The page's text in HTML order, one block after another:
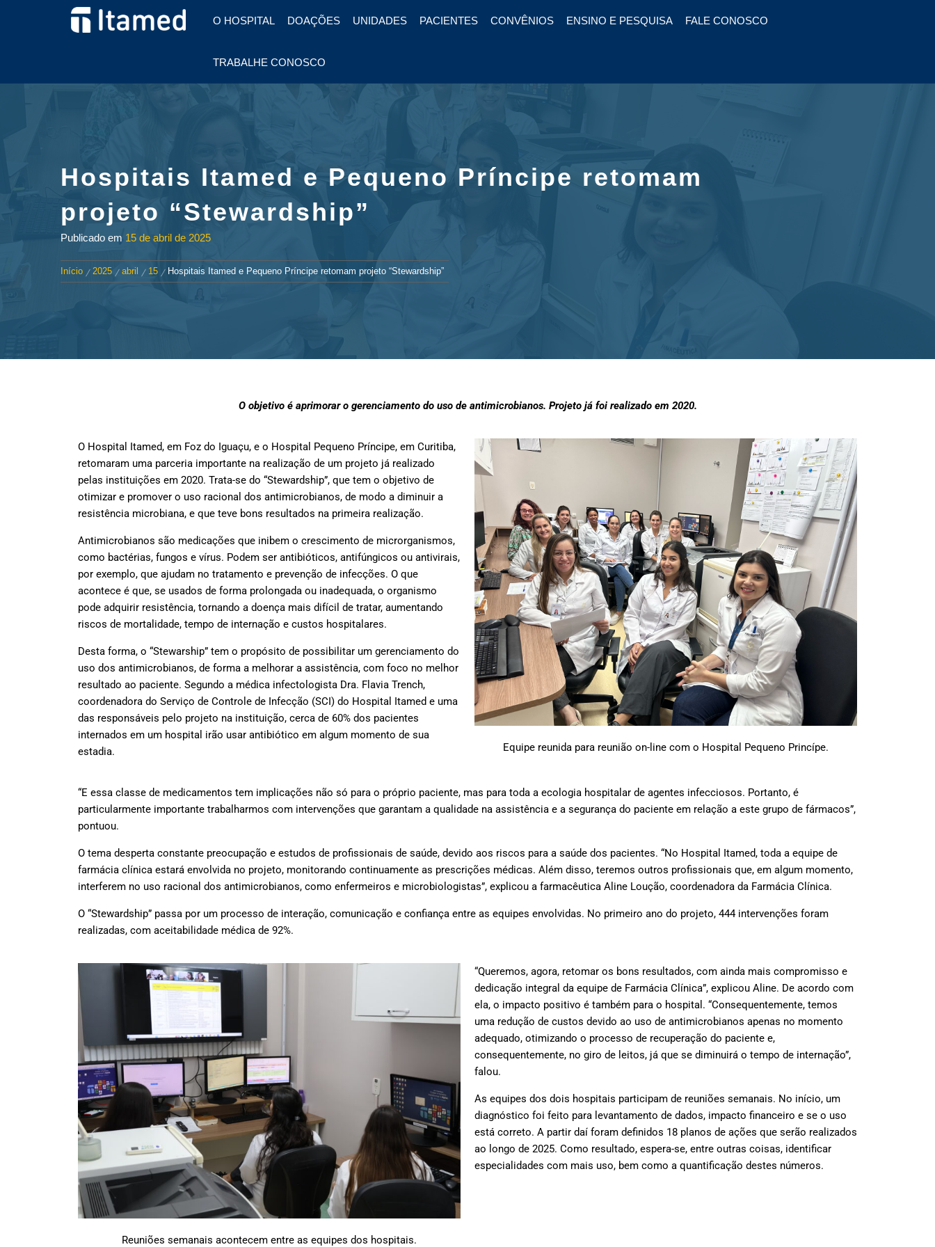
HOSPITAL
ITAMED
HOSPITAL EM FOZ DO
IGUAÇU
O HOSPITAL DOAÇÕES UNIDADES PACIENTES CONVÊNIOS ENSINO E PESQUISA FALE CONOSCO
TRABALHE CONOSCO
Hospitais Itamed e Pequeno Príncipe retomam
projeto “Stewardship”
Publicado em 15 de abril de 2025
Início 2025 abril 15 Hospitais Itamed e Pequeno Príncipe retomam projeto “Stewardship”
O objetivo é aprimorar o gerenciamento do uso de antimicrobianos. Projeto já foi realizado em 2020.
O Hospital Itamed, em Foz do Iguaçu, e o Hospital Pequeno Príncipe, em Curitiba,
retomaram uma parceria importante na realização de um projeto já realizado
pelas instituições em 2020. Trata-se do “Stewardship”, que tem o objetivo de
otimizar e promover o uso racional dos antimicrobianos, de modo a diminuir a
resistência microbiana, e que teve bons resultados na primeira realização.
Antimicrobianos são medicações que inibem o crescimento de microrganismos,
como bactérias, fungos e vírus. Podem ser antibióticos, antifúngicos ou antivirais,
por exemplo, que ajudam no tratamento e prevenção de infecções. O que
acontece é que, se usados de forma prolongada ou inadequada, o organismo
pode adquirir resistência, tornando a doença mais difícil de tratar, aumentando
riscos de mortalidade, tempo de internação e custos hospitalares.
Desta forma, o “Stewarship” tem o propósito de possibilitar um gerenciamento do
uso dos antimicrobianos, de forma a melhorar a assistência, com foco no melhor
resultado ao paciente. Segundo a médica infectologista Dra. Flavia Trench,
coordenadora do Serviço de Controle de Infecção (SCI) do Hospital Itamed e uma
das responsáveis pelo projeto na instituição, cerca de 60% dos pacientes
internados em um hospital irão usar antibiótico em algum momento de sua
estadia.
Equipe reunida para reunião on-line com o Hospital Pequeno Princípe.
“E essa classe de medicamentos tem implicações não só para o próprio paciente, mas para toda a ecologia hospitalar de agentes infecciosos. Portanto, é
particularmente importante trabalharmos com intervenções que garantam a qualidade na assistência e a segurança do paciente em relação a este grupo de fármacos”,
pontuou.
O tema desperta constante preocupação e estudos de profissionais de saúde, devido aos riscos para a saúde dos pacientes. “No Hospital Itamed, toda a equipe de
farmácia clínica estará envolvida no projeto, monitorando continuamente as prescrições médicas. Além disso, teremos outros profissionais que, em algum momento,
interferem no uso racional dos antimicrobianos, como enfermeiros e microbiologistas”, explicou a farmacêutica Aline Loução, coordenadora da Farmácia Clínica.
O “Stewardship” passa por um processo de interação, comunicação e confiança entre as equipes envolvidas. No primeiro ano do projeto, 444 intervenções foram
realizadas, com aceitabilidade médica de 92%.
Reuniões semanais acontecem entre as equipes dos hospitais.
“Queremos, agora, retomar os bons resultados, com ainda mais compromisso e
dedicação integral da equipe de Farmácia Clínica”, explicou Aline. De acordo com
ela, o impacto positivo é também para o hospital. “Consequentemente, temos
uma redução de custos devido ao uso de antimicrobianos apenas no momento
adequado, otimizando o processo de recuperação do paciente e,
consequentemente, no giro de leitos, já que se diminuirá o tempo de internação”,
falou.
As equipes dos dois hospitais participam de reuniões semanais. No início, um
diagnóstico foi feito para levantamento de dados, impacto financeiro e se o uso
está correto. A partir daí foram definidos 18 planos de ações que serão realizados
ao longo de 2025. Como resultado, espera-se, entre outras coisas, identificar
especialidades com mais uso, bem como a quantificação destes números.